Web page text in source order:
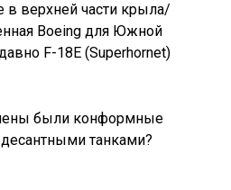
в верхней части крыла/
Boeing для Южной
F-18E (Superhornet)
были конформные
танками?